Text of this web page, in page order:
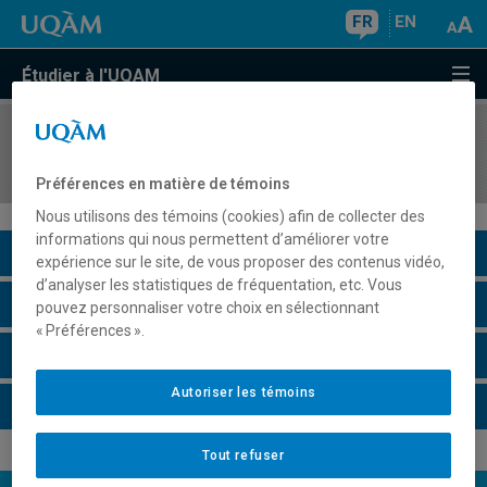
FR EN
Étudier à l'UQAM
COURS//
Description du cours
Horaire - Été 2026
Préférences en matière de témoins
Nous utilisons des témoins (cookies) afin de collecter des
informations qui nous permettent d’améliorer votre
expérience sur le site, de vous proposer des contenus vidéo,
d’analyser les statistiques de fréquentation, etc. Vous
pouvez personnaliser votre choix en sélectionnant
« Préférences ».
Tout refuser
Autoriser les témoins